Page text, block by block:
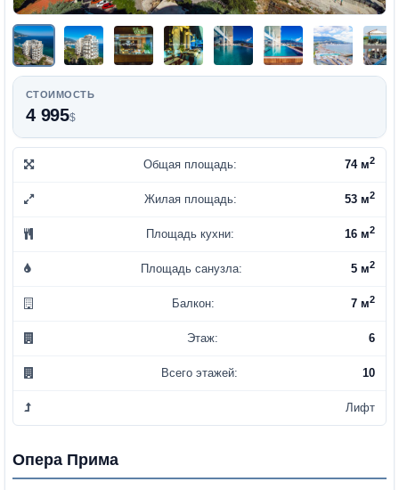
СТОИМОСТЬ
4 995$
Общая площадь: 74 м2
Жилая площадь: 53 м2
Площадь кухни: 16 м2
Площадь санузла: 5 м2
Балкон: 7 м2
Этаж: 6
Всего этажей: 10
Лифт
Опера Прима